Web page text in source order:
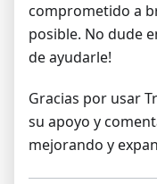
comprometido a
posible. No dude
de ayudarle!
Gracias por usar
su apoyo y
mejorando y